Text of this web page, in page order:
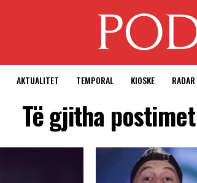
AKTUALITET TEMPORAL KIOSKE RADAR
Të gjitha